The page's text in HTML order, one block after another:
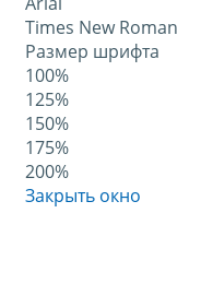
Times New Roman
Размер шрифта
100%
125%
150%
175%
200%
Закрыть окно